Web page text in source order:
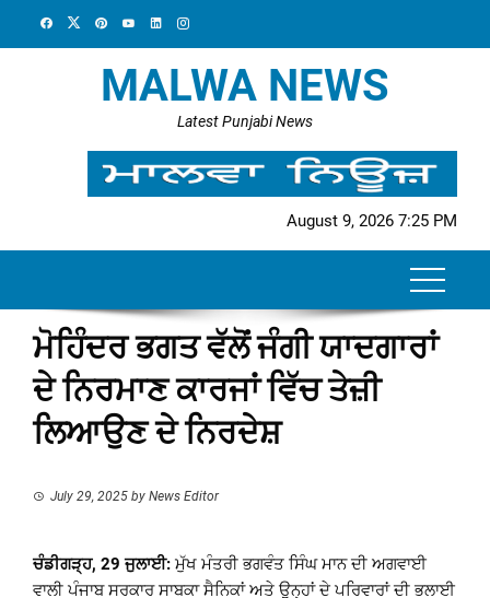
MALWA NEWS
Latest Punjabi News
August 9, 2026 7:25 PM
ਮੋਹਿੰਦਰ ਭਗਤ ਵੱਲੋਂ ਜੰਗੀ ਯਾਦਗਾਰਾਂ
ਦੇ ਨਿਰਮਾਣ ਕਾਰਜਾਂ ਵਿੱਚ ਤੇਜ਼ੀ
ਲਿਆਉਣ ਦੇ ਨਿਰਦੇਸ਼
July 29, 2025 by News Editor
ਚੰਡੀਗੜ੍ਹ, 29 ਜੁਲਾਈ: ਮੁੱਖ ਮੰਤਰੀ ਭਗਵੰਤ ਸਿੰਘ ਮਾਨ ਦੀ ਅਗਵਾਈ
ਵਾਲੀ ਪੰਜਾਬ ਸਰਕਾਰ ਸਾਬਕਾ ਸੈਨਿਕਾਂ ਅਤੇ ਉਨ੍ਹਾਂ ਦੇ ਪਰਿਵਾਰਾਂ ਦੀ ਭਲਾਈ